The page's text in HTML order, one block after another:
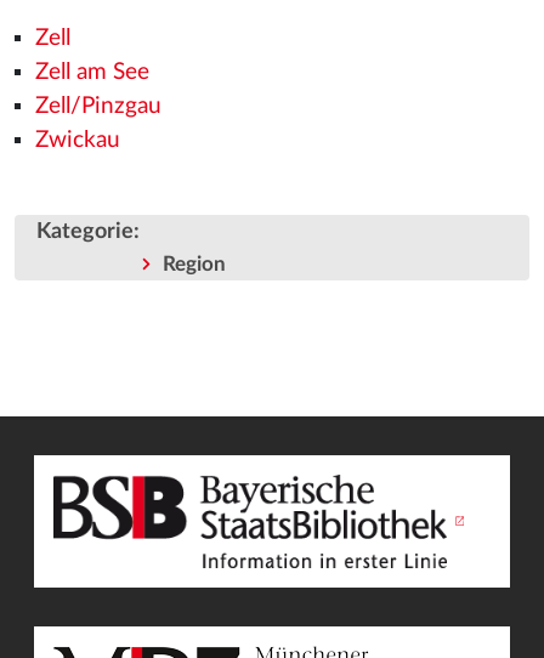
Zell
Zell am See
Zell/Pinzgau
Zwickau
Kategorie:
Region